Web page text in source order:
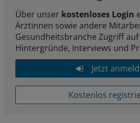
Über unser kostenloses Login
Ärztinnen sowie andere
Gesundheitsbranche Zugriff
Hintergründe, Interviews und
Jetzt
Kostenlos